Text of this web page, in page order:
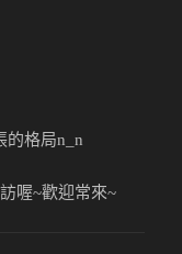
的格局n_n
喔~歡迎常來~